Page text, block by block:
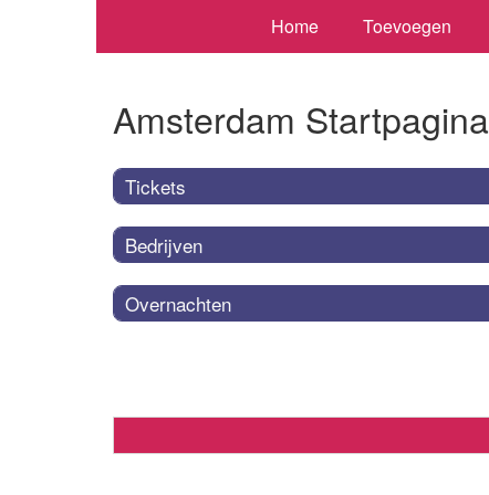
Home Toevoegen
Amsterdam Startpagina
Tickets
Bedrijven
Overnachten